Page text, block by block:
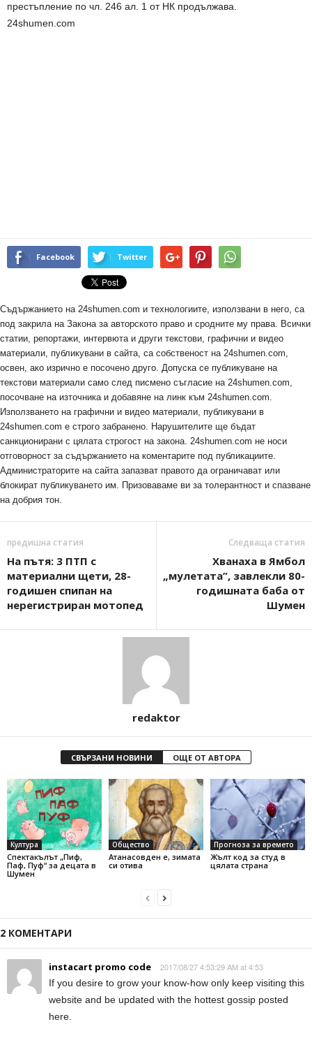
престъпление по чл. 246 ал. 1 от НК продължава.
24shumen.com
Facebook Twitter
Съдържанието на 24shumen.com и технологиите, използвани в него, са
под закрила на Закона за авторското право и сродните му права. Всички
статии, репортажи, интервюта и други текстови, графични и видео
материали, публикувани в сайта, са собственост на 24shumen.com,
освен, ако изрично е посочено друго. Допуска се публикуване на
текстови материали само след писмено съгласие на 24shumen.com,
посочване на източника и добавяне на линк към 24shumen.com.
Използването на графични и видео материали, публикувани в
24shumen.com е строго забранено. Нарушителите ще бъдат
санкционирани с цялата строгост на закона. 24shumen.com не носи
отговорност за съдържанието на коментарите под публикациите.
Администраторите на сайта запазват правото да ограничават или
блокират публикуването им. Призоваваме ви за толерантност и спазване
на добрия тон.
предишна статия
На пътя: 3 ПТП с
материални щети, 28-
годишен спипан на
нерегистриран мотопед
Следваща статия
Хванаха в Ямбол
„мулетата”, завлекли 80-
годишната баба от
Шумен
redaktor
СВЪРЗАНИ НОВИНИ ОЩЕ ОТ АВТОРА
Култура
Спектакълът „Пиф,
Паф, Пуф“ за децата в
Шумен
Общество
Атанасовден е, зимата
си отива
Прогноза за времето
Жълт код за студ в
цялата страна
2 КОМЕНТАРИ
instacart promo code
2017/08/27 4:53:29 AM at 4:53
If you desire to grow your know-how only keep visiting this
website and be updated with the hottest gossip posted
here.